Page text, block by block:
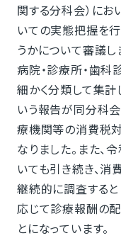
関する分科会）に
いての実態把握を
うかについて審議し
病院・診療所・歯科
細かく分類して集
いう報告が同分科会
療機関等の消費税
なりました。また
いても引き続き、
継続的に調査すると
応じて診療報酬の
とになっています。